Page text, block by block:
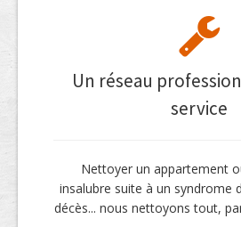
Un réseau
service
Nettoyer un appartement
insalubre suite à un syndrome
décès... nous nettoyons tout,